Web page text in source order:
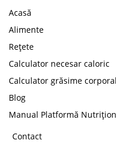
Acasă
Alimente
Rețete
Calculator necesar caloric
Calculator grăsime
Blog
Manual Platformă
Contact